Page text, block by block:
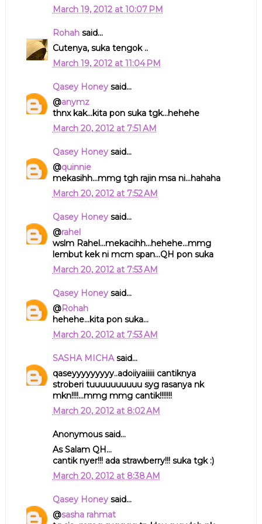
March 19, 2012 at 10:07 PM
Rohahsaid...
Cutenya, suka tengok ..
March 19, 2012 at 11:04 PM
Qasey Honeysaid...
@anymz
thnx kak...kita pon suka tgk...hehehe
March 20, 2012 at 7:51 AM
Qasey Honeysaid...
@quinnie
mekasihh...mmg tgh rajin msa ni...hahaha
March 20, 2012 at 7:52 AM
Qasey Honeysaid...
@rahel
wslm Rahel...mekacihh...hehehe...mmg
lembut kek ni mcm span...QH pon suka
March 20, 2012 at 7:53 AM
Qasey Honeysaid...
@Rohah
hehehe...kita pon suka...
March 20, 2012 at 7:53 AM
SASHA MICHAsaid...
qaseyyyyyyyyy..adoiiyaiiiii cantiknya
stroberi tuuuuuuuuuu syg rasanya nk
mkn!!!!...mmg mmg cantik!!!!!!!
March 20, 2012 at 8:02 AM
Anonymous said...
As Salam QH...
cantik nyer!!! ada strawberry!!! suka tgk :)
March 20, 2012 at 8:38 AM
Qasey Honeysaid...
@sasha rahmat